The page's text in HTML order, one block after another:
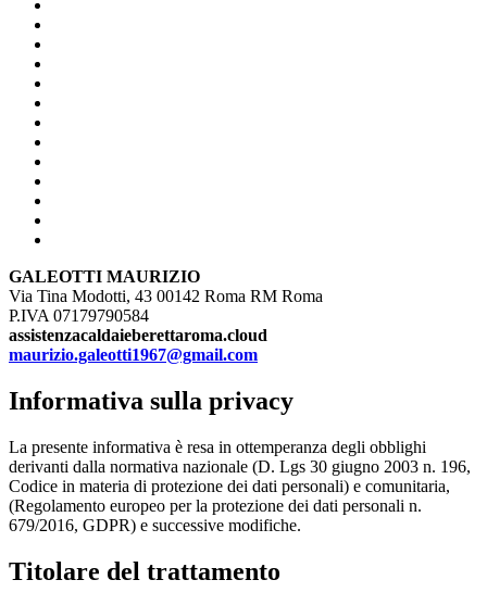
GALEOTTI MAURIZIO
Via Tina Modotti, 43 00142 Roma RM Roma
P.IVA 07179790584
assistenzacaldaieberettaroma.cloud
maurizio.galeotti1967@gmail.com
Informativa sulla privacy
La presente informativa è resa in ottemperanza degli obblighi
derivanti dalla normativa nazionale (D. Lgs 30 giugno 2003 n. 196,
Codice in materia di protezione dei dati personali) e comunitaria,
(Regolamento europeo per la protezione dei dati personali n.
679/2016, GDPR) e successive modifiche.
Titolare del trattamento